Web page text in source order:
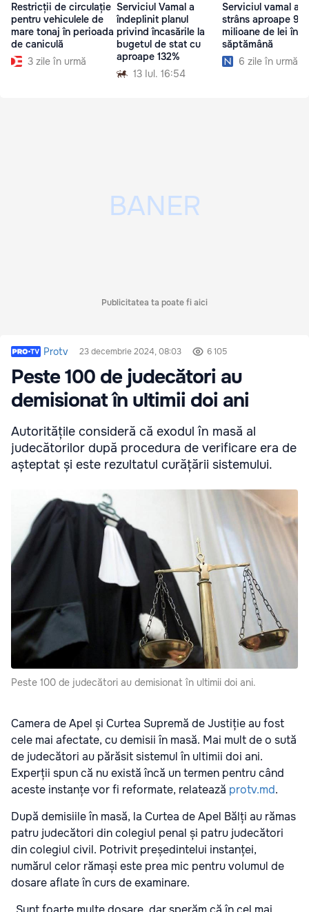
Restricții de circulație
pentru vehiculele de
mare tonaj în perioada
de caniculă
3 zile în urmă
Serviciul Vamal a
îndeplinit planul
privind încasările la
bugetul de stat cu
aproape 132%
13 Iul. 16:54
Serviciul vamal a
strâns aproape
milioane de lei
săptămână
6 zile în urmă
Publicitatea ta poate fi aici
Protv 23 decembrie 2024, 08:03 6 105
Peste 100 de judecători au
demisionat în ultimii doi ani
Autoritățile consideră că exodul în masă al
judecătorilor după procedura de verificare era de
așteptat și este rezultatul curățării sistemului.
Peste 100 de judecători au demisionat în ultimii doi ani.
Camera de Apel și Curtea Supremă de Justiție au fost
cele mai afectate, cu demisii în masă. Mai mult de o sută
de judecători au părăsit sistemul în ultimii doi ani.
Experții spun că nu există încă un termen pentru când
aceste instanțe vor fi reformate, relatează protv.md.
După demisiile în masă, la Curtea de Apel Bălți au rămas
patru judecători din colegiul penal și patru judecători
din colegiul civil. Potrivit președintelui instanței,
numărul celor rămași este prea mic pentru volumul de
dosare aflate în curs de examinare.